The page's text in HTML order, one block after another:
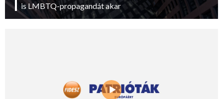
is LMBTQ-propagandát akar